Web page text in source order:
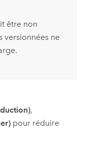
être non
versionnées ne
,
pour réduire